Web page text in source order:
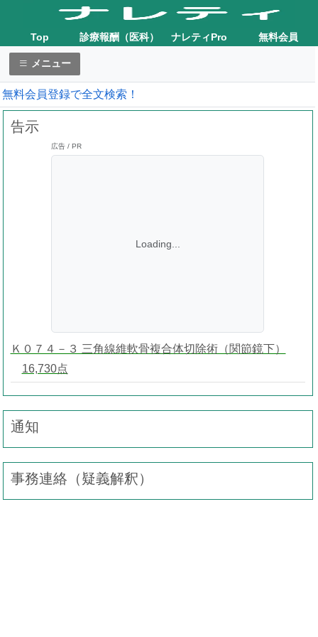
Top 診療報酬（医科） ナレティPro 無料会員
メニュー
無料会員登録で全文検索！
告示
広告 / PR
Loading...
Ｋ０７４－３ 三角線維軟骨複合体切除術（関節鏡下）
16,730点
通知
事務連絡（疑義解釈）